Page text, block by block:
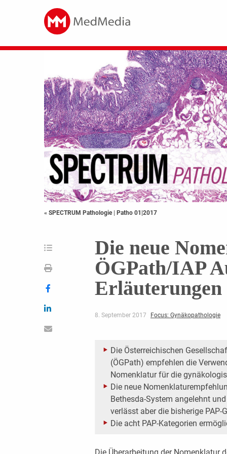
« SPECTRUM Pathologie | Patho 01|2017
Die neue
ÖGPath/IAP
Erläuterungen
8. September 2017 Focus: Gynäkopathologie
Die Österreichischen
(ÖGPath) empfehlen die
Nomenklatur für die
Die neue
Bethesda-System angelehnt
verlässt aber die bisherige PAP-
Die acht PAP-Kategorien